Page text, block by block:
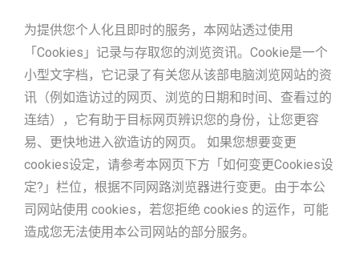
为提供您个人化且即时的服务，本网站透过使用
「Cookies」记录与存取您的浏览资讯。Cookie是一个
小型文字档，它记录了有关您从该部电脑浏览网站的资
讯（例如造访过的网页、浏览的日期和时间、查看过的
连结），它有助于目标网页辨识您的身份，让您更容
易、更快地进入欲造访的网页。 如果您想要变更
cookies设定，请参考本网页下方「如何变更Cookies设
定?」栏位，根据不同网路浏览器进行变更。由于本公
司网站使用 cookies，若您拒绝 cookies 的运作，可能
造成您无法使用本公司网站的部分服务。